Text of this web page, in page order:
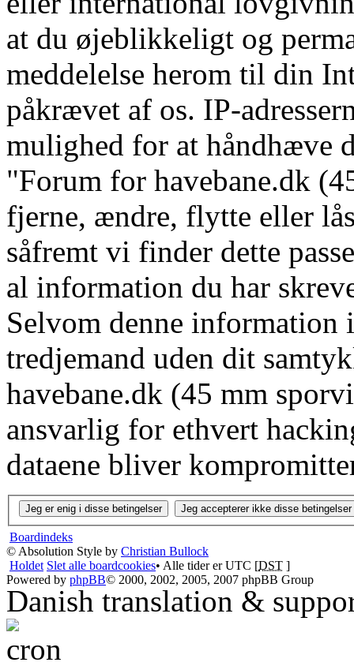
at du øjeblikkeligt og
meddelelse herom til din
påkrævet af os. IP-
mulighed for at håndhæve
"Forum for havebane.dk
fjerne, ændre, flytte eller
såfremt vi finder dette
al information du har
Selvom denne
tredjemand uden dit
havebane.dk (45 mm
ansvarlig for ethvert
dataene bliver
Boardindeks
© Absolution Style by Christian Bullock
Holdet Slet alle boardcookies• Alle tider er UTC [DST ]
Powered by phpBB© 2000, 2002, 2005, 2007 phpBB Group
Danish translation &